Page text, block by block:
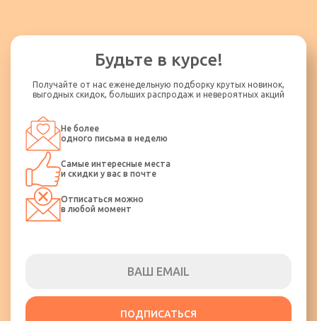
Будьте в курсе!
Получайте от нас еженедельную подборку крутых новинок,
выгодных скидок, больших распродаж и невероятных акций
Не более
одного письма в неделю
Самые интересные места
и скидки у вас в почте
Отписаться можно
в любой момент
ПОДПИСАТЬСЯ